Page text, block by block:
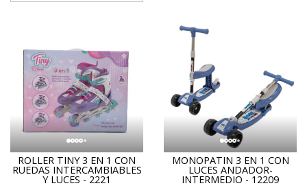
ROLLER TINY 3 EN 1 CON
RUEDAS INTERCAMBIABLES
Y LUCES - 2221
MONOPATIN 3 EN 1 CON
LUCES ANDADOR-
INTERMEDIO - 12209